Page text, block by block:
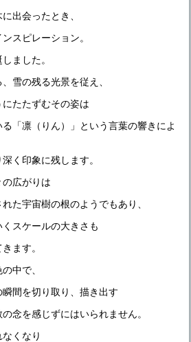
出会ったとき、
スピレーション。
ました。
雪の残る光景を従え、
たたずむその姿は
「凛（りん）」という言葉の響きによ
く印象に残します。
広がりは
た宇宙樹の根のようでもあり、
スケールの大きさも
ます。
中で、
間を切り取り、描き出す
念を感じずにはいられません。
くなり